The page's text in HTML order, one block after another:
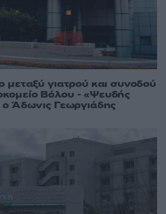
μεταξύ γιατρού και συνοδού
Βόλου - «Ψευδής
ο Άδωνις Γεωργιάδης